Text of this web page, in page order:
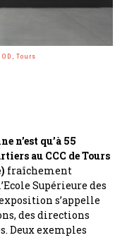
Tours
n’est qu’à 55
au CCC de Tours
fraîchement
Supérieure des
s’appelle
des directions
Deux exemples